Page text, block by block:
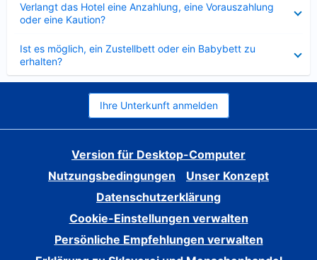
Verlangt das Hotel eine Anzahlung, eine Vorauszahlung
oder eine Kaution?
Ist es möglich, ein Zustellbett oder ein Babybett zu
erhalten?
Ihre Unterkunft anmelden
Version für Desktop-Computer
Nutzungsbedingungen
Unser Konzept
Datenschutzerklärung
Cookie-Einstellungen verwalten
Persönliche Empfehlungen verwalten